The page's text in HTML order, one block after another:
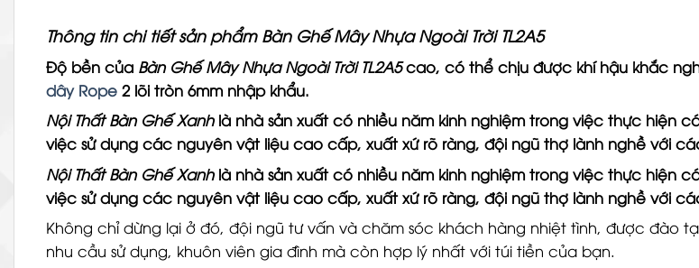
Thông tin chi tiết sản phẩm Bàn Ghế Mây Nhựa Ngoài Trời TL2A5
Độ bền của Bàn Ghế Mây Nhựa Ngoài Trời TL2A5cao, có thể chịu được khí hậu khắc
dây Rope 2 lõi tròn 6mm nhập khẩu.
Nội Thất Bàn Ghế Xanhlà nhà sản xuất có nhiều năm kinh nghiệm trong việc thực hiện
việc sử dụng các nguyên vật liệu cao cấp, xuất xứ rõ ràng, đội ngũ thợ lành nghề với
Nội Thất Bàn Ghế Xanhlà nhà sản xuất có nhiều năm kinh nghiệm trong việc thực hiện
việc sử dụng các nguyên vật liệu cao cấp, xuất xứ rõ ràng, đội ngũ thợ lành nghề với
Không chỉ dừng lại ở đó, đội ngũ tư vấn và chăm sóc khách hàng nhiệt tình, được đào
nhu cầu sử dụng, khuôn viên gia đình mà còn hợp lý nhất với túi tiền của bạn.